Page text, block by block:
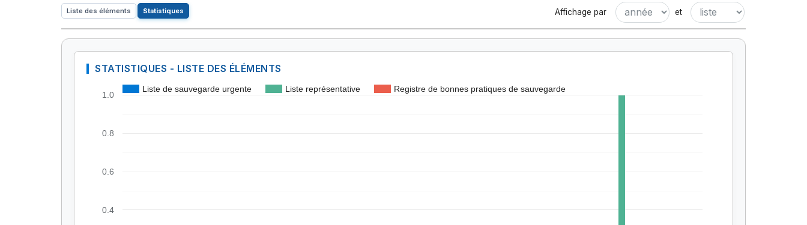
Liste des éléments Statistiques Affichage par et
STATISTIQUES - LISTE DES ÉLÉMENTS
Liste de sauvegarde urgente Liste représentative Registre de bonnes pratiques de sauvegarde
0.4
0.6
0.8
1.0